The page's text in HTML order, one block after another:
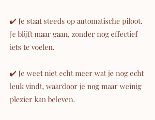
✔️ Je staat steeds op automatische piloot.
Je blijft maar gaan, zonder nog effectief
iets te voelen.
✔️ Je weet niet echt meer wat je nog echt
leuk vindt, waardoor je nog maar weinig
plezier kan beleven.